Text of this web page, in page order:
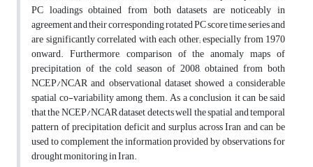
PC loadings obtained from both datasets are noticeably in
agreement and their corresponding rotated PC score time series and
are significantly correlated with each other; especially from 1970
onward. Furthermore, comparison of the anomaly maps of
precipitation of the cold season of 2008, obtained from both
NCEP/NCAR and observational dataset showed a considerable
spatial co-variability among them. As a conclusion, it can be said
that the NCEP/NCAR dataset detects well the spatial and temporal
pattern of precipitation deficit and surplus across Iran and can be
used to complement the information provided by observations for
drought monitoring in Iran.